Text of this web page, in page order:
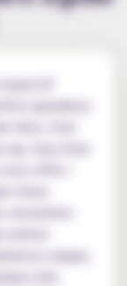
grandiose
Hero, fruit
Joey Starr
offre !
d'une
unique,